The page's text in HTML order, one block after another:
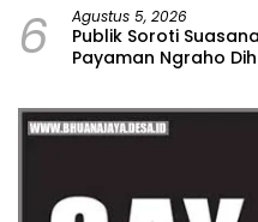
6 Agustus 5, 2026
Publik Soroti
Payaman Ngraho